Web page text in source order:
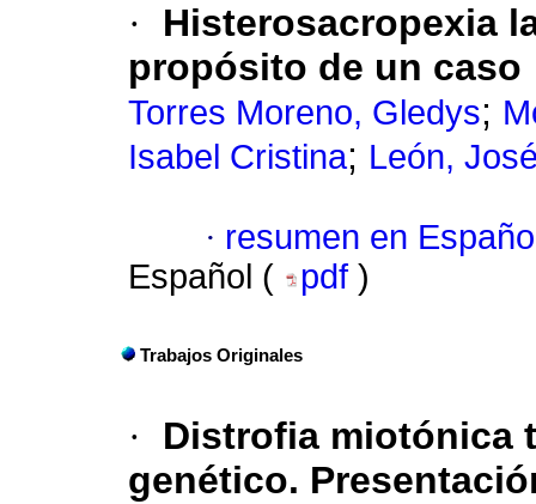
·
Histerosacropexia
propósito de un caso
Torres Moreno, Gledys;
Isabel Cristina; León,
· resumen en
Español (
pdf )
Trabajos Originales
·
Distrofia miotónica
genético.